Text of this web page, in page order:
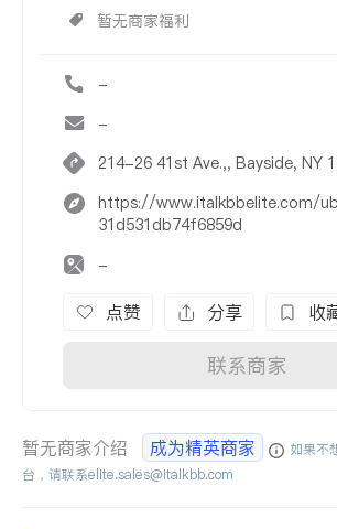
暂无商家福利
-
-
214-26 41st Ave.,, Bayside, NY
https://www.italkbbelite.com/
31d531db74f6859d
-
点赞 分享 收
联系商家
暂无商家介绍 成为精英商家
如果不
台，请联系elite.sales@italkbb.com